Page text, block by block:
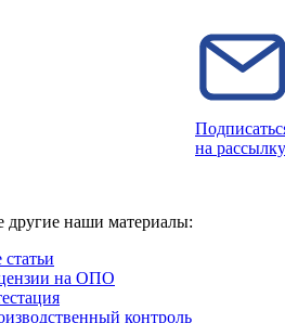
на рассылку
другие наши материалы:
статьи
на ОПО
контроль